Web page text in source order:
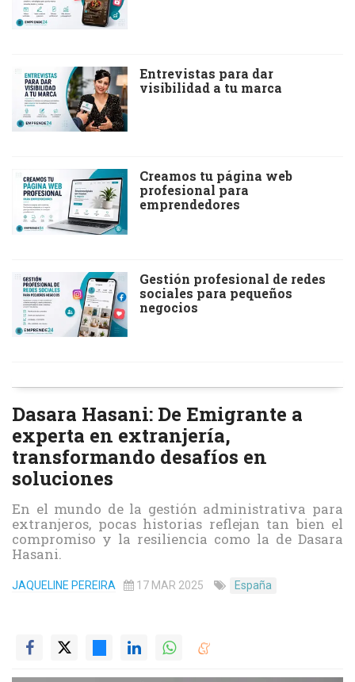
Entrevistas para dar
visibilidad a tu marca
Creamos tu página web
profesional para
emprendedores
Gestión profesional de redes
sociales para pequeños
negocios
Dasara Hasani: De Emigrante a
experta en extranjería,
transformando desafíos en
soluciones
En el mundo de la gestión administrativa para
extranjeros, pocas historias reflejan tan bien el
compromiso y la resiliencia como la de Dasara
Hasani.
JAQUELINE PEREIRA 17 MAR 2025 España